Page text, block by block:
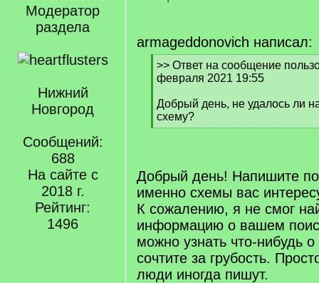
Модератор
раздела
Нижний
Новгород
Сообщений:
688
На сайте с
2018 г.
Рейтинг:
1496
armageddonovich написал:
[
q
>> Ответ на сообщение
февраля 2021 19:55
Добрый день, не удалось ли
схему?
[
]
Добрый день! Напишите
именно схемы вас
К сожалению, я не смог
информацию о вашем
можно узнать что-нибудь
сочтите за грубость.
люди иногда пишут.